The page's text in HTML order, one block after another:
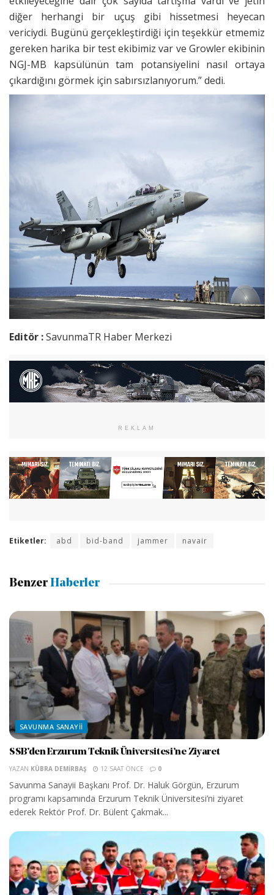
diğer herhangi bir uçuş gibi hissetmesi heyecan
vericiydi. Bugünü gerçekleştirdiği için teşekkür etmemiz
gereken harika bir test ekibimiz var ve Growler ekibinin
NGJ-MB kapsülünün tam potansiyelini nasıl ortaya
çıkardığını görmek için sabırsızlanıyorum.” dedi.
Editör :SavunmaTR Haber Merkezi
REKLAM
Etiketler: abd bid-band jammer navair
Benzer Haberler
SAVUNMA SANAYII
SSB’den Erzurum Teknik Üniversitesi’ne Ziyaret
YAZAN KÜBRA DEMIRBAŞ 12 SAAT ÖNCE 0
Savunma Sanayii Başkanı Prof. Dr. Haluk Görgün, Erzurum
programı kapsamında Erzurum Teknik Üniversitesi’ni ziyaret
ederek Rektör Prof. Dr. Bülent Çakmak...